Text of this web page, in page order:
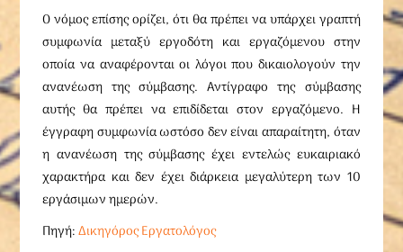
Ο νόμος επίσης ορίζει, ότι θα πρέπει να υπάρχει γραπτή
συμφωνία μεταξύ εργοδότη και εργαζόμενου στην
οποία να αναφέρονται οι λόγοι που δικαιολογούν την
ανανέωση της σύμβασης. Αντίγραφο της σύμβασης
αυτής θα πρέπει να επιδίδεται στον εργαζόμενο. Η
έγγραφη συμφωνία ωστόσο δεν είναι απαραίτητη, όταν
η ανανέωση της σύμβασης έχει εντελώς ευκαιριακό
χαρακτήρα και δεν έχει διάρκεια μεγαλύτερη των 10
εργάσιμων ημερών.
Πηγή:Δικηγόρος Εργατολόγος